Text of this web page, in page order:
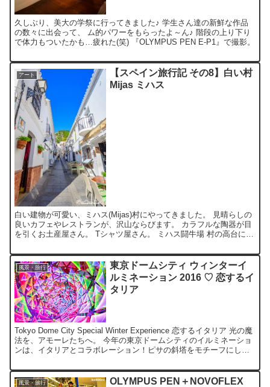
久しぶり、美大の学祭に行ってきました♪ 学生さん達の新鮮な作品
の数々に出会って、 ム的パワーをもらったよ～ん♪ 階段の上り下り
で体力もついたかも…疲れた(笑) 『OLYMPUS PEN E-P1』で撮影。
アート
【スペイン旅行記 その8】白い村
Mijas ミハス
白い建物が可愛い、ミハス(Mijas)村にやってきました。 見晴らしの
良いカフェやレストランが、沢山ならびます。 カラフルな陶器が目
を引くお土産屋さん。 Tシャツ屋さん。 ミハス闘牛場 村の高台にあ
風景・旅行
東京ドームシティ ウィンターイ
ルミネーション 2016 ♡ 恋するイ
タリア
Tokyo Dome City Special Winter Experience 恋するイタリア 光の魔
法を、アモーレたちへ。 今年の東京ドームシティのイルミネーショ
ンは、イタリアとコラボレーション！ピサの斜塔をモチーフにした
風景・旅行
OLYMPUS PEN＋NOVOFLEX